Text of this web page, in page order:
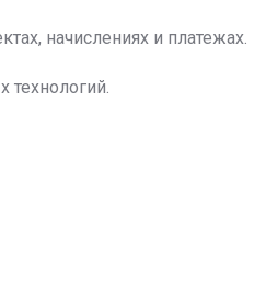
начислениях и платежах.
технологий.